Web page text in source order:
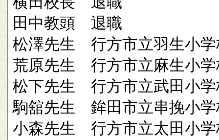
田中教頭 退職
松澤先生 行方市立羽生小学
荒原先生 行方市立麻生小学
松下先生 行方市立武田小学
駒舘先生 鉾田市立串挽小学
小森先生 行方市立太田小学